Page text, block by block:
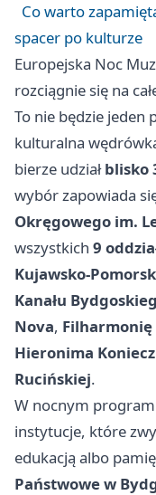
Co warto
spacer po kulturze
Europejska Noc
rozciągnie się na
To nie będzie jeden
kulturalna
bierze udziałblisko
wybór zapowiada
Okręgowego im.
wszystkich 9
Kujawsko-
Kanału
Nova, Filharmonię
Hieronima
Rucińskiej.
W nocnym
instytucje, które
edukacją albo
Państwowe w